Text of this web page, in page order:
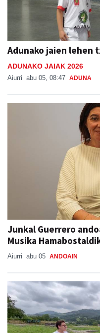
Adunako jaien lehen
ADUNAKO JAIAK 2026
Aiurri abu 05, 08:47 ADUNA
Junkal Guerrero
Musika
Aiurri abu 05 ANDOAIN